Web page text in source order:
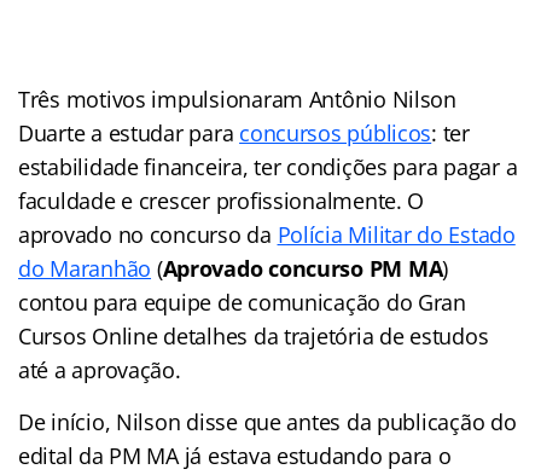
Três motivos impulsionaram Antônio Nilson
Duarte a estudar para concursos públicos: ter
estabilidade financeira, ter condições para pagar a
faculdade e crescer profissionalmente. O
aprovado no concurso da Polícia Militar do Estado
do Maranhão (Aprovadoconcurso PM MA)
contou para equipe de comunicação do Gran
Cursos Online detalhes da trajetória de estudos
até a aprovação.
De início, Nilson disse que antes da publicação do
edital da PM MA já estava estudando para o